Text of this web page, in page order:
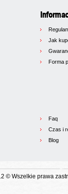
Jak
Forma
Faq
Czas i
Blog
© Wszelkie prawa